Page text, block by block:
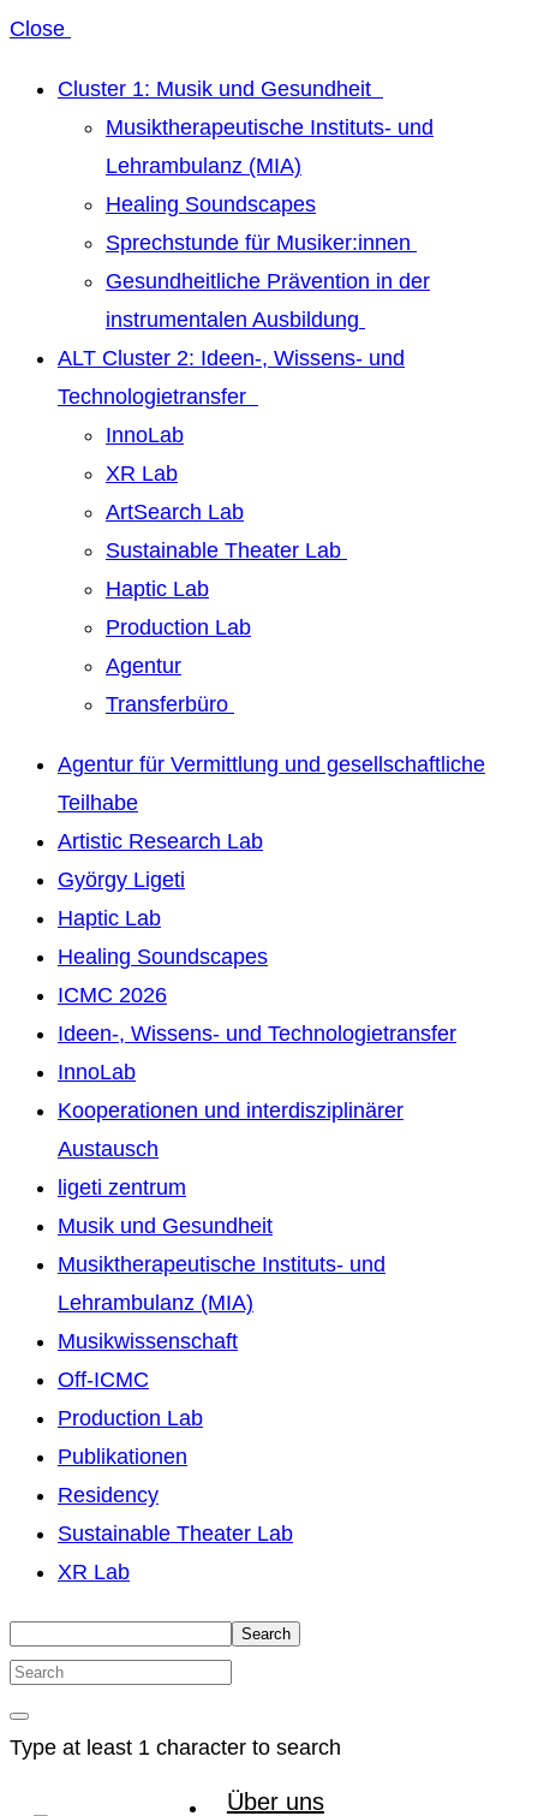
Close
Cluster 1: Musik und Gesundheit
Musiktherapeutische Instituts- und
Lehrambulanz (MIA)
Healing Soundscapes
Sprechstunde für Musiker:innen
Gesundheitliche Prävention in der
instrumentalen Ausbildung
ALT Cluster 2: Ideen-, Wissens- und
Technologietransfer
InnoLab
XR Lab
ArtSearch Lab
Sustainable Theater Lab
Haptic Lab
Production Lab
Agentur
Transferbüro
Agentur für Vermittlung und gesellschaftliche
Teilhabe
Artistic Research Lab
György Ligeti
Haptic Lab
Healing Soundscapes
ICMC 2026
Ideen-, Wissens- und Technologietransfer
InnoLab
Kooperationen und interdisziplinärer
Austausch
ligeti zentrum
Musik und Gesundheit
Musiktherapeutische Instituts- und
Lehrambulanz (MIA)
Musikwissenschaft
Off-ICMC
Production Lab
Publikationen
Residency
Sustainable Theater Lab
XR Lab
Search
Type at least 1 character to search
Über uns